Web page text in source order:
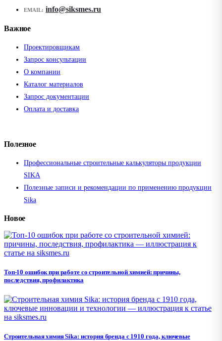
EMAIL: info@siksmes.ru
Важное
Проектировщикам
Запрос консультации
О компании
Каталог материалов
Запрос документации
Оплата и доставка
Полезное
Профессиональные строительные калькуляторы продукции
SIKA
Полезные записи и рекомендации по применению продукции
Sika
Новое
Топ-10 ошибок при работе со строительной химией: причины,
последствия, профилактика
Строительная химия Sika: история бренда с 1910 года, ключевые